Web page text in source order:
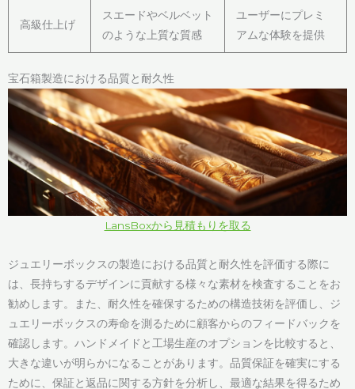
高級仕上げ
スエードやベルベット
のような上質な質感
ユーザーにプレミ
アムな体験を提供
宝石箱製造における品質と耐久性
LansBoxから見積もりを取る
ジュエリーボックスの製造における品質と耐久性を評価する際に
は、長持ちするデザインに貢献する様々な素材を検査することをお
勧めします。また、耐久性を確保するための構造技術を評価し、ジ
ュエリーボックスの寿命を測るために顧客からのフィードバックを
確認します。ハンドメイドと工場生産のオプションを比較すると、
大きな違いが明らかになることがあります。品質保証を確実にする
ために、保証と返品に関する方針を分析し、最適な結果を得るため